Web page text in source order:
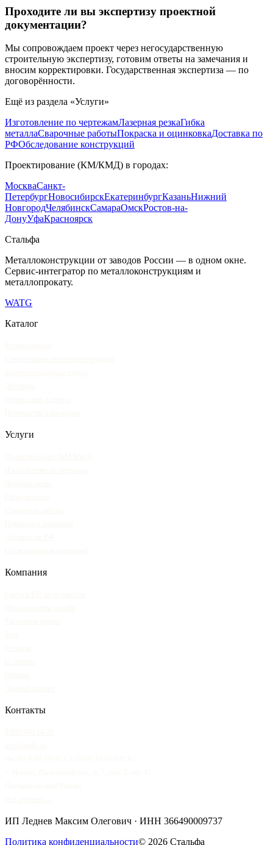
Проходите ли вы экспертизу проектной
документации?
Мы сопровождаем проект через негосударственную
строительную экспертизу, готовим ответы на замечания и
вносим корректировки. Государственная экспертиза — по
договорённости.
Ещё из раздела «Услуги»
Изготовление по чертежамЛазерная резкаГибка
металлаСварочные работыПокраска и оцинковкаДоставка по
РФОбследование конструкций
Проектирование (КМ/КМД) в городах:
МоскваСанкт-
ПетербургНовосибирскЕкатеринбургКазаньНижний
НовгородЧелябинскСамараОмскРостов-на-
ДонуУфаКрасноярск
Стальфа
Металлоконструкции от заводов России — в одном окне.
Сервис-интегратор по металлоконструкциям и
металлопрокату.
WATG
Каталог
Услуги
Компания
Контакты
ИП Леднев Максим Олегович · ИНН 366490009737
Политика конфиденциальности© 2026 Стальфа